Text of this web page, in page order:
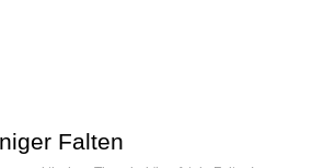
Falten